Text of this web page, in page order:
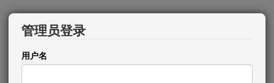
管理员登录
用户名